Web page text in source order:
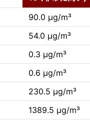
90.0 µg/m³
54.0 µg/m³
0.3 µg/m³
0.6 µg/m³
230.5 µg/m³
1389.5 µg/m³